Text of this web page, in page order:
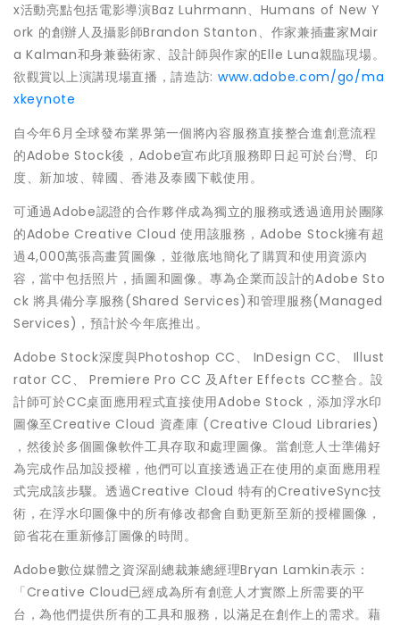
x活動亮點包括電影導演Baz Luhrmann、Humans of New Y
ork 的創辦人及攝影師Brandon Stanton、作家兼插畫家Mair
a Kalman和身兼藝術家、設計師與作家的Elle Luna親臨現場。
欲觀賞以上演講現場直播，請造訪: www.adobe.com/go/ma
xkeynote
自今年6月全球發布業界第一個將內容服務直接整合進創意流程
的Adobe Stock後，Adobe宣布此項服務即日起可於台灣、印
度、新加坡、韓國、香港及泰國下載使用。
可通過Adobe認證的合作夥伴成為獨立的服務或透過適用於團隊
的Adobe Creative Cloud 使用該服務，Adobe Stock擁有超
過4,000萬張高畫質圖像，並徹底地簡化了購買和使用資源內
容，當中包括照片，插圖和圖像。專為企業而設計的Adobe Sto
ck 將具備分享服務(Shared Services)和管理服務(Managed
Services)，預計於今年底推出。
Adobe Stock深度與Photoshop CC、 InDesign CC、 Illust
rator CC、 Premiere Pro CC 及After Effects CC整合。設
計師可於CC桌面應用程式直接使用Adobe Stock，添加浮水印
圖像至Creative Cloud 資產庫 (Creative Cloud Libraries)
，然後於多個圖像軟件工具存取和處理圖像。當創意人士準備好
為完成作品加設授權，他們可以直接透過正在使用的桌面應用程
式完成該步驟。透過Creative Cloud 特有的CreativeSync技
術，在浮水印圖像中的所有修改都會自動更新至新的授權圖像，
節省花在重新修訂圖像的時間。
Adobe數位媒體之資深副總裁兼總經理Bryan Lamkin表示：
「Creative Cloud已經成為所有創意人才實際上所需要的平
台，為他們提供所有的工具和服務，以滿足在創作上的需求。藉